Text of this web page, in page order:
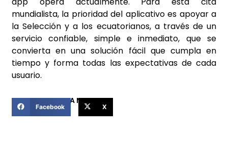
mundialista, la prioridad del aplicativo es apoyar a
la Selección y a los ecuatorianos, a través de un
servicio confiable, simple e inmediato, que se
convierta en una solución fácil que cumpla en
tiempo y forma todas las expectativas de cada
usuario.
COMPARTIR ESTA NOTICIA
Facebook X